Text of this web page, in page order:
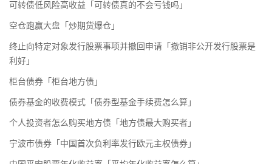
可转债低风险高收益「可转债真的不会亏钱吗」
空仓跑赢大盘「炒期货爆仓」
终止向特定对象发行股票事项并撤回申请「撤销非公开发行股票是
利好」
柜台债券「柜台地方债」
债券基金的收费模式「债券型基金手续费怎么算」
个人投资者怎么购买地方债「地方债最大购买者」
宁波市债券「中国首次负利率发行欧元主权债券」